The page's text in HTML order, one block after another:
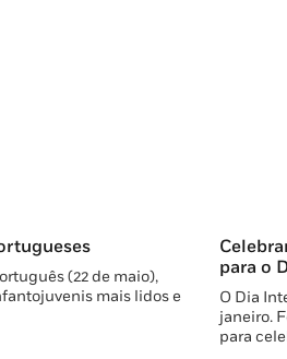
(22 de maio),
mais lidos e
para o
O Dia
janeiro.
para